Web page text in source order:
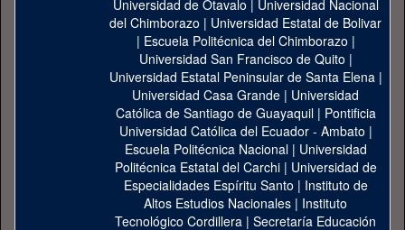
Universidad de Otavalo | Universidad Nacional
del Chimborazo | Universidad Estatal de Bolivar
| Escuela Politécnica del Chimborazo |
Universidad San Francisco de Quito |
Universidad Estatal Peninsular de Santa Elena|
Universidad Casa Grande | Universidad
Católica de Santiago de Guayaquil| Pontificia
Universidad Católica del Ecuador - Ambato |
Escuela Politécnica Nacional| Universidad
Politécnica Estatal del Carchi| Universidad de
Especialidades Espíritu Santo | Instituto de
Altos Estudios Nacionales | Instituto
Tecnológico Cordillera | Secretaría Educación